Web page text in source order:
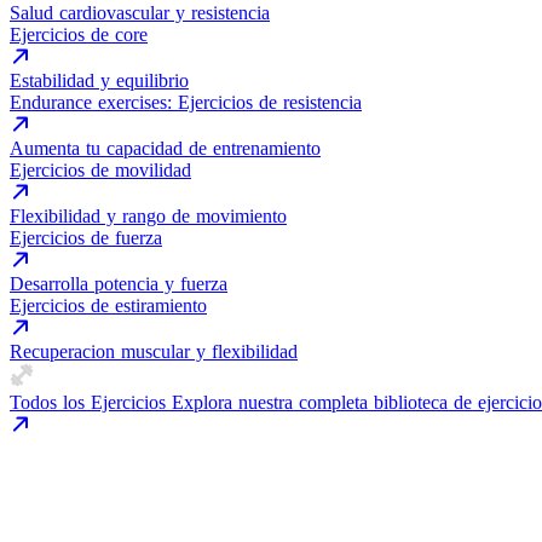
Salud cardiovascular y resistencia
Ejercicios de core
Estabilidad y equilibrio
Endurance exercises: Ejercicios de resistencia
Aumenta tu capacidad de entrenamiento
Ejercicios de movilidad
Flexibilidad y rango de movimiento
Ejercicios de fuerza
Desarrolla potencia y fuerza
Ejercicios de estiramiento
Recuperacion muscular y flexibilidad
Todos los Ejercicios Explora nuestra completa biblioteca de